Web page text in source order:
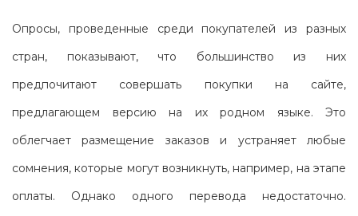
Опросы, проведенные среди покупателей из разных
стран, показывают, что большинство из них
предпочитают совершать покупки на сайте,
предлагающем версию на их родном языке. Это
облегчает размещение заказов и устраняет любые
сомнения, которые могут возникнуть, например, на этапе
оплаты. Однако одного перевода недостаточно.